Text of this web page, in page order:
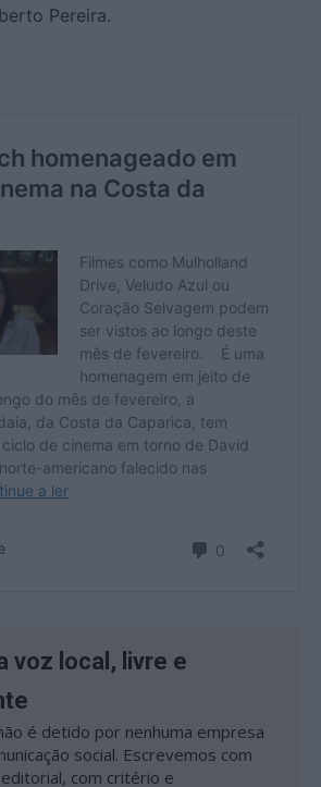
Pereira.
voz local, livre e
é detido por nenhuma empresa
social. Escrevemos com
com critério e